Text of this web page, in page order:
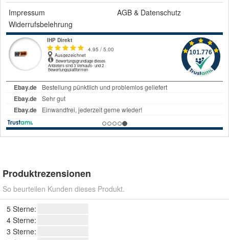
Impressum
AGB & Datenschutz
Widerrufsbelehrung
Produktrezensionen
So beurteilen Kunden dieses Produkt.
5 Sterne:
4 Sterne:
3 Sterne: